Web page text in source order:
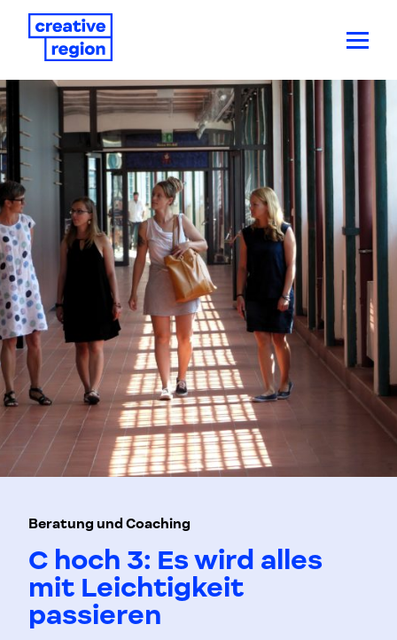
Beratung und Coaching
C hoch 3: Es wird alles
mit Leichtigkeit
passieren